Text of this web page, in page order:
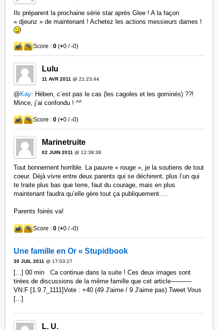
Ils préparent la prochaine série star après Glee ! A la façon
« djeunz » de maintenant ! Achetez les actions messieurs dames !
Score :0 (+0 /-0)
Lulu
11 AVR 2011 @ 21:23:44
@Kay: Hében, c’est pas le cas (les cagoles et les gominés) ??!
Mince, j’ai confondu ! ^^
Score :0 (+0 /-0)
Marinetruite
02 JUIN 2011 @ 12:38:38
Tout bonnement horrible. La pauvre « rouge », je la soutiens de tout
coeur. Déjà vivre entre deux parents qui se déchirent, plus l’un qui
te traite plus bas que terre, faut du courage, mais en plus
maintenant faudra qu’elle gère tout ça publiquement….
Parents foirés va!
Score :0 (+0 /-0)
Une famille en Or « Stupidbook
30 JUIL 2011 @ 17:03:27
[...] 00 min Ca continue dans la suite ! Ces deux images sont
tirées de discussions de la même famille que cet article———-
VN:F [1.9.7_1111]Vote : +40 (49 J'aime / 9 J'aime pas) Tweet Vous
[...]
L. U.